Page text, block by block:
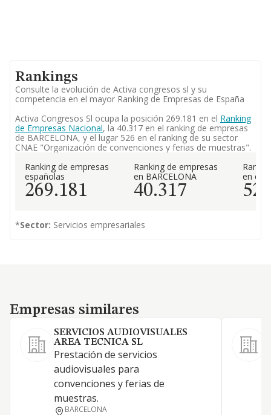
Rankings
Consulte la evolución de Activa congresos sl y su
competencia en el mayor Ranking de Empresas de España
Activa Congresos Sl ocupa la posición 269.181 en el Ranking
de Empresas Nacional, la 40.317 en el ranking de empresas
de BARCELONA, y el lugar 526 en el ranking de su sector
CNAE "Organización de convenciones y ferias de muestras".
Ranking de empresas
españolas
269.181
Ranking de empresas
en BARCELONA
40.317
en el
526
*Sector: Servicios empresariales
Empresas similares
Empresas similares
SERVICIOS AUDIOVISUALES
AREA TECNICA SL
Prestación de servicios
audiovisuales para
convenciones y ferias de
muestras.
BARCELONA